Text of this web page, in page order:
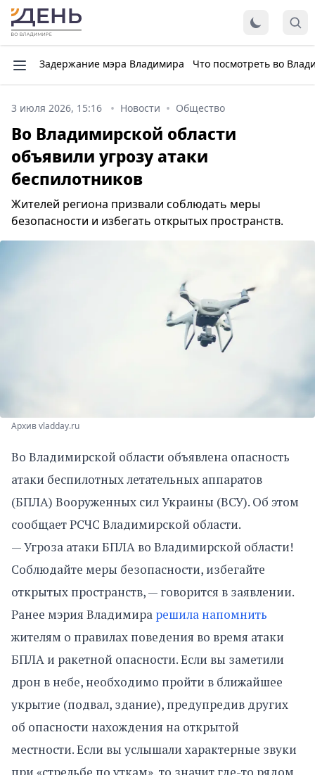
Задержание мэра Владимира Что посмотреть во
3 июля 2026, 15:16 Новости Общество
Во Владимирской области
объявили угрозу атаки
беспилотников
Жителей региона призвали соблюдать меры
безопасности и избегать открытых пространств.
Архив vladday.ru
Во Владимирской области объявлена опасность
атаки беспилотных летательных аппаратов
(БПЛА) Вооруженных сил Украины (ВСУ). Об этом
сообщает РСЧС Владимирской области.
— Угроза атаки БПЛА во Владимирской области!
Соблюдайте меры безопасности, избегайте
открытых пространств, — говорится в заявлении.
Ранее мэрия Владимира решила напомнить
жителям о правилах поведения во время атаки
БПЛА и ракетной опасности. Если вы заметили
дрон в небе, необходимо пройти в ближайшее
укрытие (подвал, здание), предупредив других
об опасности нахождения на открытой
местности. Если вы услышали характерные звуки